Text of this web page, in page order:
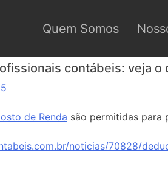
Quem Somos
contábeis: veja o
de Renda são permitidas para
noticias/70828/